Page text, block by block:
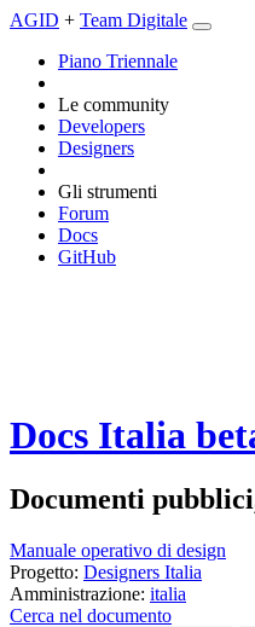
AGID + Team Digitale
Piano Triennale
Le community
Developers
Designers
Gli strumenti
Forum
Docs
GitHub
Docs Italia
Documenti
Manuale operativo di design
Progetto: Designers Italia
Amministrazione: italia
Cerca nel documento